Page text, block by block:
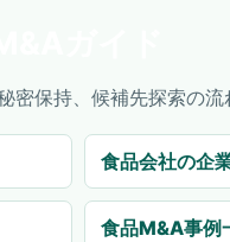
保持、候補先探索の
食品会社の企
食品M&A事例